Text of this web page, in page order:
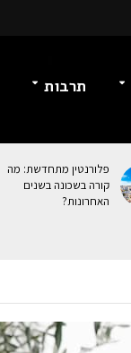
תרבות
פלורנטין מתחדשת: מה
קורה בשכונה בשנים
האחרונות?